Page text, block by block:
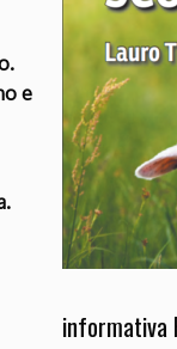
e
informativa